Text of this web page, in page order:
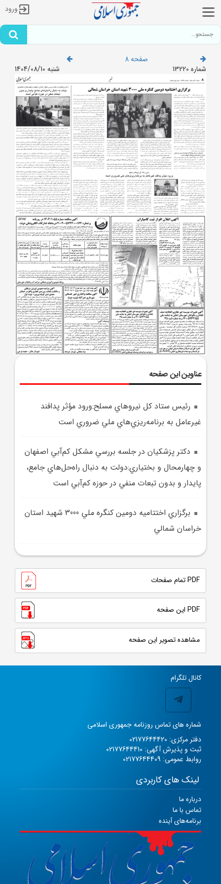
ورود
صفحه 8
شماره 13220
شنبه 1404/08/10
عناوین این صفحه
رئيس ستاد کل نيروهاي مسلح:ورود مؤثر پدافند
غيرعامل به برنامه‌ريزي‌هاي ملي ضروري است
دکتر پزشکيان در جلسه بررسي مشکل کم‌آبي اصفهان
و چهارمحال و بختياري:دولت به دنبال راه‌حل‌هاي جامع،
پايدار و بدون تبعات منفي در حوزه کم‌آبي است
برگزاري اختتاميه دومين کنگره ملي 3000 شهيد استان
خراسان شمالي
PDF تمام صفحات
PDF این صفحه
مشاهده تصویر این صفحه
کانال تلگرام
شماره های تماس روزنامه جمهوری اسلامی
دفتر مرکزی: 02177644420
ثبت و پذیرش آگهی: 02177644410
روابط عمومی: 02177644409
لینک های کاربردی
درباره ما
تماس با ما
برنامه‌های آینده